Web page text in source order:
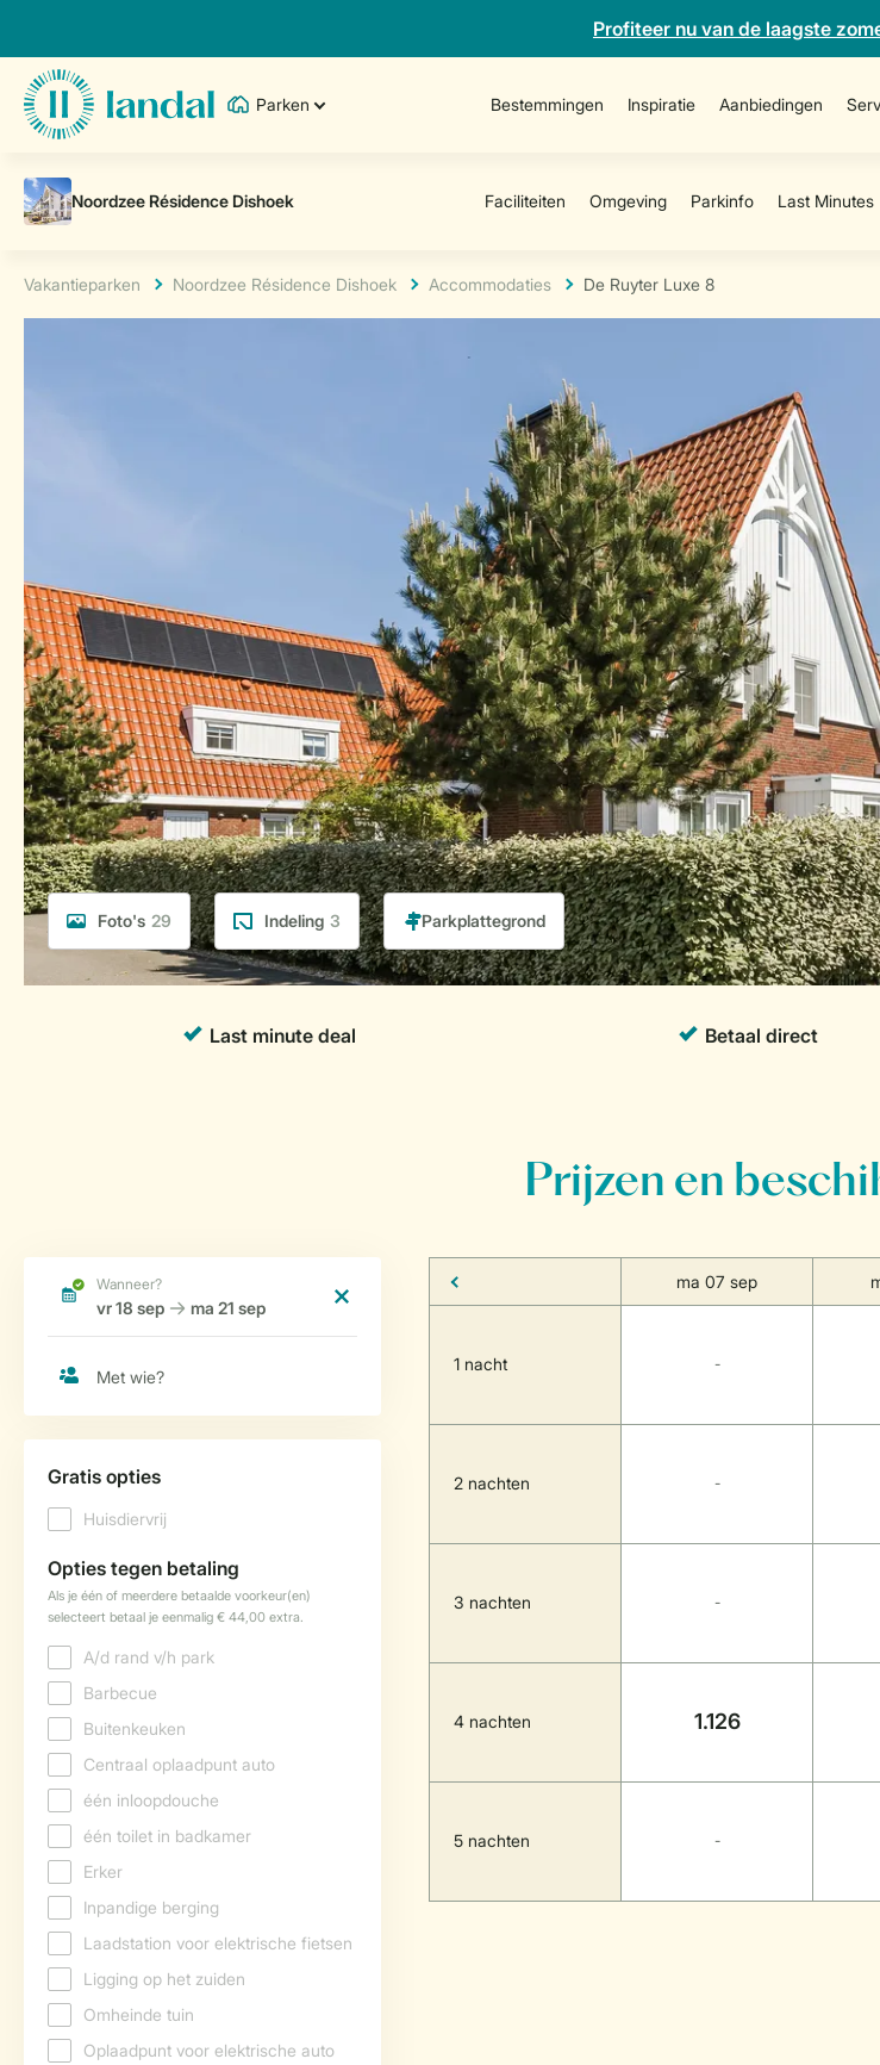
Profiteer nu van de laagste
Parken Bestemmingen Inspiratie Aanbiedingen
Vakantieparken Noordzee Résidence Dishoek Accommodaties De Ruyter Luxe 8
Foto's 29 Indeling 3
Prijzen en
ma 07 sep
1 nacht -
2 nachten -
3 nachten -
4 nachten 1.126
5 nachten -